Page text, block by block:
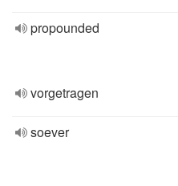
propounded
vorgetragen
soever